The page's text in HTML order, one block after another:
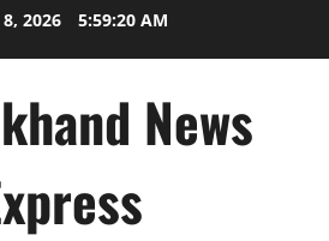
2026 5:59:21 AM
News